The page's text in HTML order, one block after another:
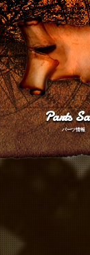
Parts
パーツ情報